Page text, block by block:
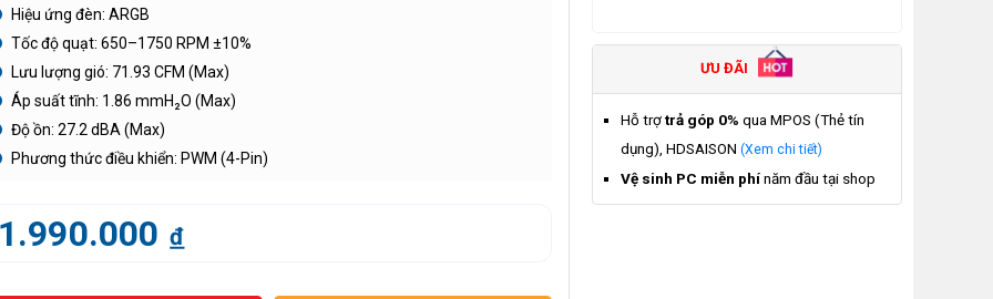
Hiệu ứng đèn: ARGB
Tốc độ quạt: 650–1750 RPM ±10%
Lưu lượng gió: 71.93 CFM (Max)
Áp suất tĩnh: 1.86 mmH₂O (Max)
Độ ồn: 27.2 dBA (Max)
Phương thức điều khiển: PWM (4-Pin)
đ
ƯU ĐÃI
Hỗ trợtrả góp 0% qua MPOS (Thẻ tín
dụng), HDSAISON (Xem chi tiết)
Vệ sinh PC miễn phínăm đầu tại shop